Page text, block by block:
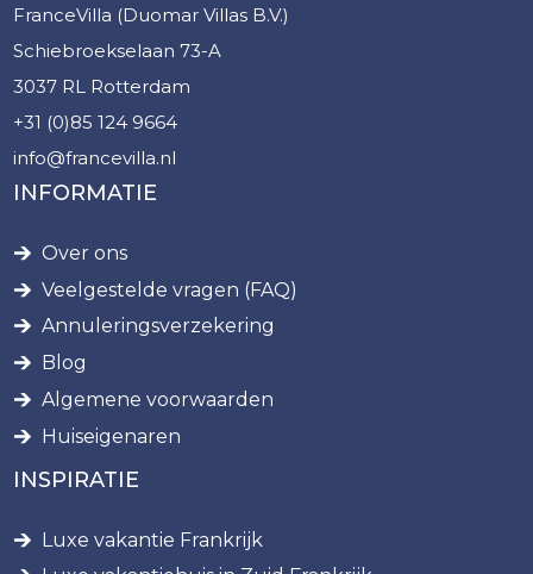
FranceVilla (Duomar Villas B.V.)
Schiebroekselaan 73-A
3037 RL Rotterdam
+31 (0)85 124 9664
info@francevilla.nl
INFORMATIE
Over ons
Veelgestelde vragen (FAQ)
Annuleringsverzekering
Blog
Algemene voorwaarden
Huiseigenaren
INSPIRATIE
Luxe vakantie Frankrijk